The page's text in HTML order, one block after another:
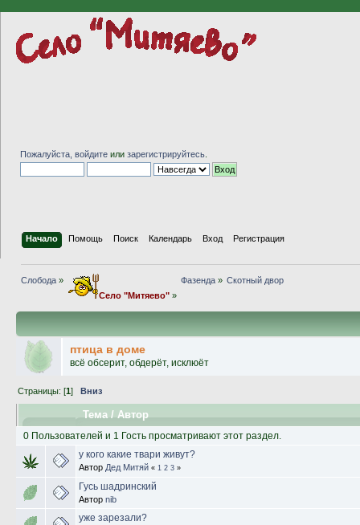
Пожалуйста, войдите или зарегистрируйтесь
Начало Помощь Поиск Календарь Вход Регистрация
Слобода »
Село "Митяево"»
Фазенда» Скотный двор
птица в доме
всё обсерит, обдерёт, исклюёт
Страницы: [1]Вниз
Тема / Автор
0 Пользователей и 1 Гость просматривают этот раздел.
у кого какие твари живут?
Автор Дед Митяй « 1 2 3 »
Гусь шадринский
Автор nib
уже зарезали?